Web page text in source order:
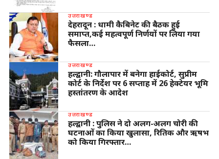
उत्तराखण्ड
देहरादून : धामी कैबिनेट की बैठक हुई
समाप्त,कई महत्वपूर्ण निर्णयों पर लिया गया
फैसला…
उत्तराखण्ड
हल्द्वानी: गौलापार में बनेगा हाईकोर्ट, सुप्रीम
कोर्ट के निर्देश पर 6 सप्ताह में 26 हेक्टेयर भूमि
हस्तांतरण के आदेश
उत्तराखण्ड
हल्द्वानी : पुलिस ने दो अलग-अलग चोरी की
घटनाओं का किया खुलासा, रितिक और ऋषभ
को किया गिरफ्तार…